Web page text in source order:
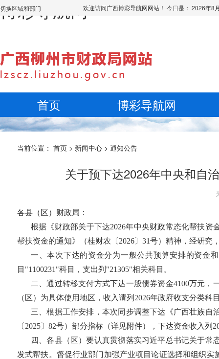
博彩导航网
切换区域和部门 欢迎访问广西博彩导航网网站！ 今日是： 2026年
首页 博彩导航网
当前位置： 首页 > 新闻中心 > 通知公告
关于预下达2026年中央和自
各县（区）财政局：
根据《财政部关于下达2026年中央财政常态化帮扶资
帮扶资金的通知》（桂财农〔2026〕31号）精神，经研
一、本次下达的资金分为一般公共预算安排的资金
目"1100231"科目，支出列"21305"相关科目。
二、通过转移支付方式下达一般债券资金4100万元
（区）为具体使用地区，收入请列2026年政府收支分类科
三、根据工作安排，本次同步调整下达《广西壮族自
〔2025〕82号）部分指标（详见附件），下达资金收入
四、各县（区）要认真贯彻落实习近平总书记关于
发式帮扶。督促行业部门加强产业项目论证选择和组织